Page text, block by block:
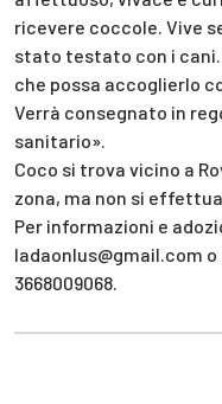
ricevere coccole. Vive
stato testato con i
che possa accoglierlo
Verrà consegnato in
sanitario».
Coco si trova vicino a
zona, ma non si
Per informazioni e
ladaonlus@gmail.com
3668009068.